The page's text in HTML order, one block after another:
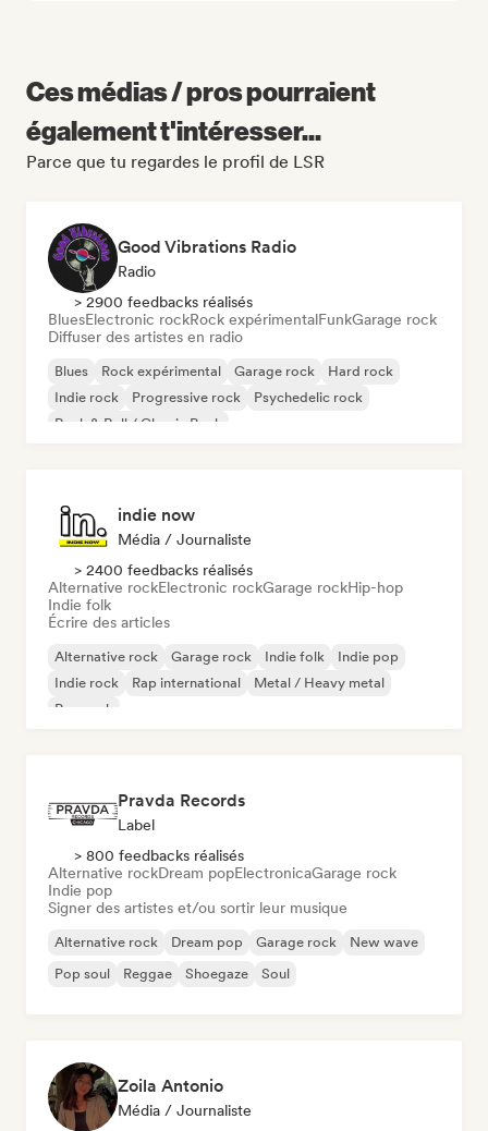
Ces médias / pros pourraient
également t'intéresser...
Parce que tu regardes le profil de LSR
Good Vibrations Radio
Radio
> 2900 feedbacks réalisés
BluesElectronic rockRock expérimentalFunkGarage rock
Diffuser des artistes en radio
Blues Rock expérimental Garage rock
Hard rock
Indie rock
Progressive rock
Psychedelic rock
Rock & Roll / Classic Rock
indie now
Média / Journaliste
> 2400 feedbacks réalisés
Alternative rockElectronic rockGarage rockHip-hop
Indie folk
Écrire des articles
Alternative rock Garage rock Indie folk
Indie pop
Indie rock
Rap international
Metal / Heavy metal
Pop rock
Pravda Records
Label
> 800 feedbacks réalisés
Alternative rockDream popElectronicaGarage rock
Indie pop
Signer des artistes et/ou sortir leur musique
Alternative rock Dream pop Garage rock
New wave
Pop soul
Reggae Shoegaze Soul
Zoila Antonio
Média / Journaliste